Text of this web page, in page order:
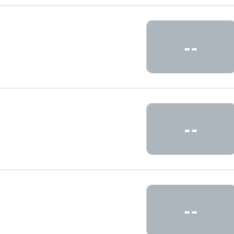
--
--
--